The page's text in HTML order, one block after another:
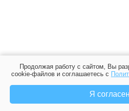
Продолжая работу с сайтом, Вы
cookie-файлов и соглашаетесь с
Я согласен